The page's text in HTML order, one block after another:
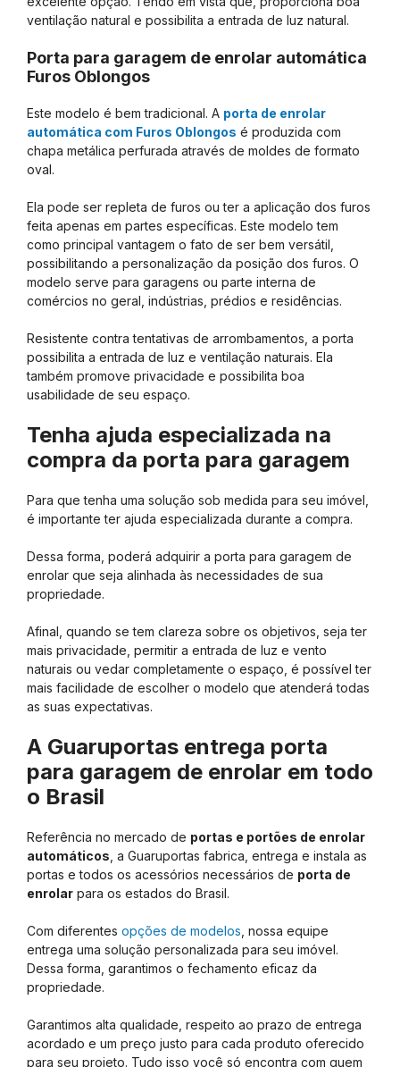
ventilação natural e possibilita a entrada de luz natural.
Porta para garagem de enrolar automática
Furos Oblongos
Este modelo é bem tradicional. A porta de enrolar
automática com Furos Oblongos é produzida com
chapa metálica perfurada através de moldes de formato
oval.
Ela pode ser repleta de furos ou ter a aplicação dos furos
feita apenas em partes específicas. Este modelo tem
como principal vantagem o fato de ser bem versátil,
possibilitando a personalização da posição dos furos. O
modelo serve para garagens ou parte interna de
comércios no geral, indústrias, prédios e residências.
Resistente contra tentativas de arrombamentos, a porta
possibilita a entrada de luz e ventilação naturais. Ela
também promove privacidade e possibilita boa
usabilidade de seu espaço.
Tenha ajuda especializada na
compra da porta para garagem
Para que tenha uma solução sob medida para seu imóvel,
é importante ter ajuda especializada durante a compra.
Dessa forma, poderá adquirir a porta para garagem de
enrolar que seja alinhada às necessidades de sua
propriedade.
Afinal, quando se tem clareza sobre os objetivos, seja ter
mais privacidade, permitir a entrada de luz e vento
naturais ou vedar completamente o espaço, é possível ter
mais facilidade de escolher o modelo que atenderá todas
as suas expectativas.
A Guaruportas entrega porta
para garagem de enrolar em todo
o Brasil
Referência no mercado de portas e portões de enrolar
automáticos , a Guaruportas fabrica, entrega e instala as
portas e todos os acessórios necessários de porta de
enrolar para os estados do Brasil.
Com diferentes opções de modelos , nossa equipe
entrega uma solução personalizada para seu imóvel.
Dessa forma, garantimos o fechamento eficaz da
propriedade.
Garantimos alta qualidade, respeito ao prazo de entrega
acordado e um preço justo para cada produto oferecido
para seu projeto. Tudo isso você só encontra com quem